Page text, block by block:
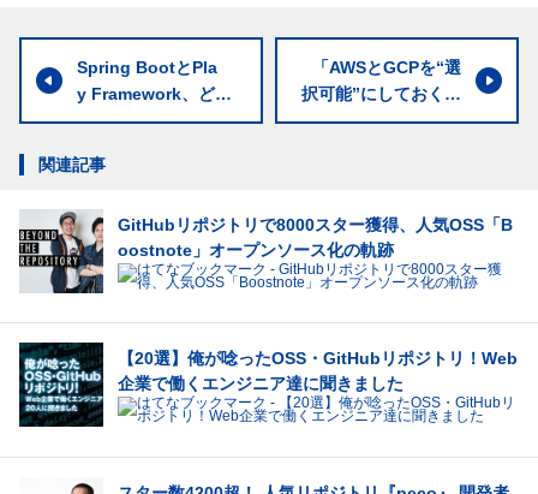
Spring BootとPla
y Framework、どっ
ちがどう良いの？ 専
底解説
「AWSとGCPを“選
択可能”にしておく」
LIFULLに学ぶ長生き
関連記事
GitHubリポジトリで8000スター獲得、人気OSS「B
oostnote」オープンソース化の軌跡
【20選】俺が唸ったOSS・GitHubリポジトリ！Web
企業で働くエンジニア達に聞きました